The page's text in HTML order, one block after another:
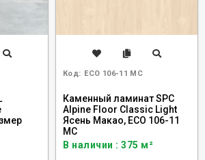
Код: ECO 106-11 MC
Каменный ламинат SPC
Alpine Floor Classic Light
Ясень Макао, ECO 106-11
MC
В наличии : 375 м²